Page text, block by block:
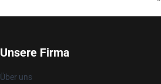
Unsere Firma
Über uns